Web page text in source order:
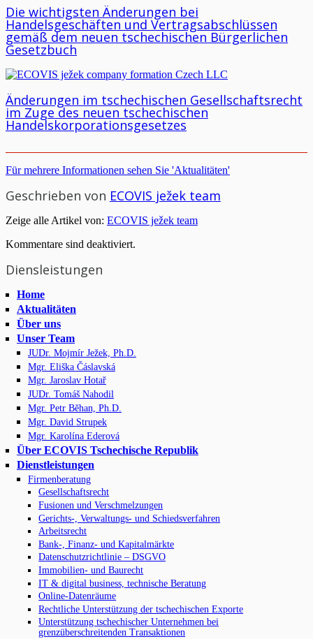
Die wichtigsten Änderungen bei
Handelsgeschäften und Vertragsabschlüssen
gemäß dem neuen tschechischen Bürgerlichen
Gesetzbuch
Änderungen im tschechischen Gesellschaftsrecht
im Zuge des neuen tschechischen
Handelskorporationsgesetzes
Für mehrere Informationen sehen Sie 'Aktualitäten'
Geschrieben von ECOVIS ježek team
Zeige alle Artikel von: ECOVIS ježek team
Kommentare sind deaktiviert.
Diensleistungen
Home
Aktualitäten
Über uns
Unser Team
JUDr. Mojmír Ježek, Ph.D.
Mgr. Eliška Čáslavská
Mgr. Jaroslav Hotař
JUDr. Tomáš Nahodil
Mgr. Petr Běhan, Ph.D.
Mgr. David Strupek
Mgr. Karolína Ederová
Über ECOVIS Tschechische Republik
Dienstleistungen
Firmenberatung
Gesellschaftsrecht
Fusionen und Verschmelzungen
Gerichts-, Verwaltungs- und Schiedsverfahren
Arbeitsrecht
Bank-, Finanz- und Kapitalmärkte
Datenschutzrichtlinie – DSGVO
Immobilien- und Baurecht
IT & digital business, technische Beratung
Online-Datenräume
Rechtliche Unterstützung der tschechischen Exporte
Unterstützung tschechischer Unternehmen bei
grenzüberschreitenden Transaktionen